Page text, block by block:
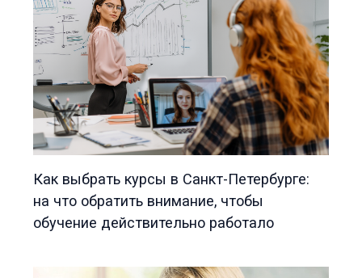
Как выбрать курсы в Санкт-Петербурге:
на что обратить внимание, чтобы
обучение действительно работало